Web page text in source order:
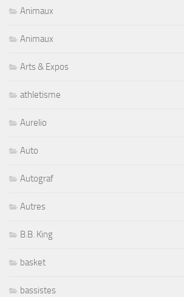
Animaux
Animaux
Arts & Expos
athletisme
Aurelio
Auto
Autograf
Autres
B.B. King
basket
bassistes